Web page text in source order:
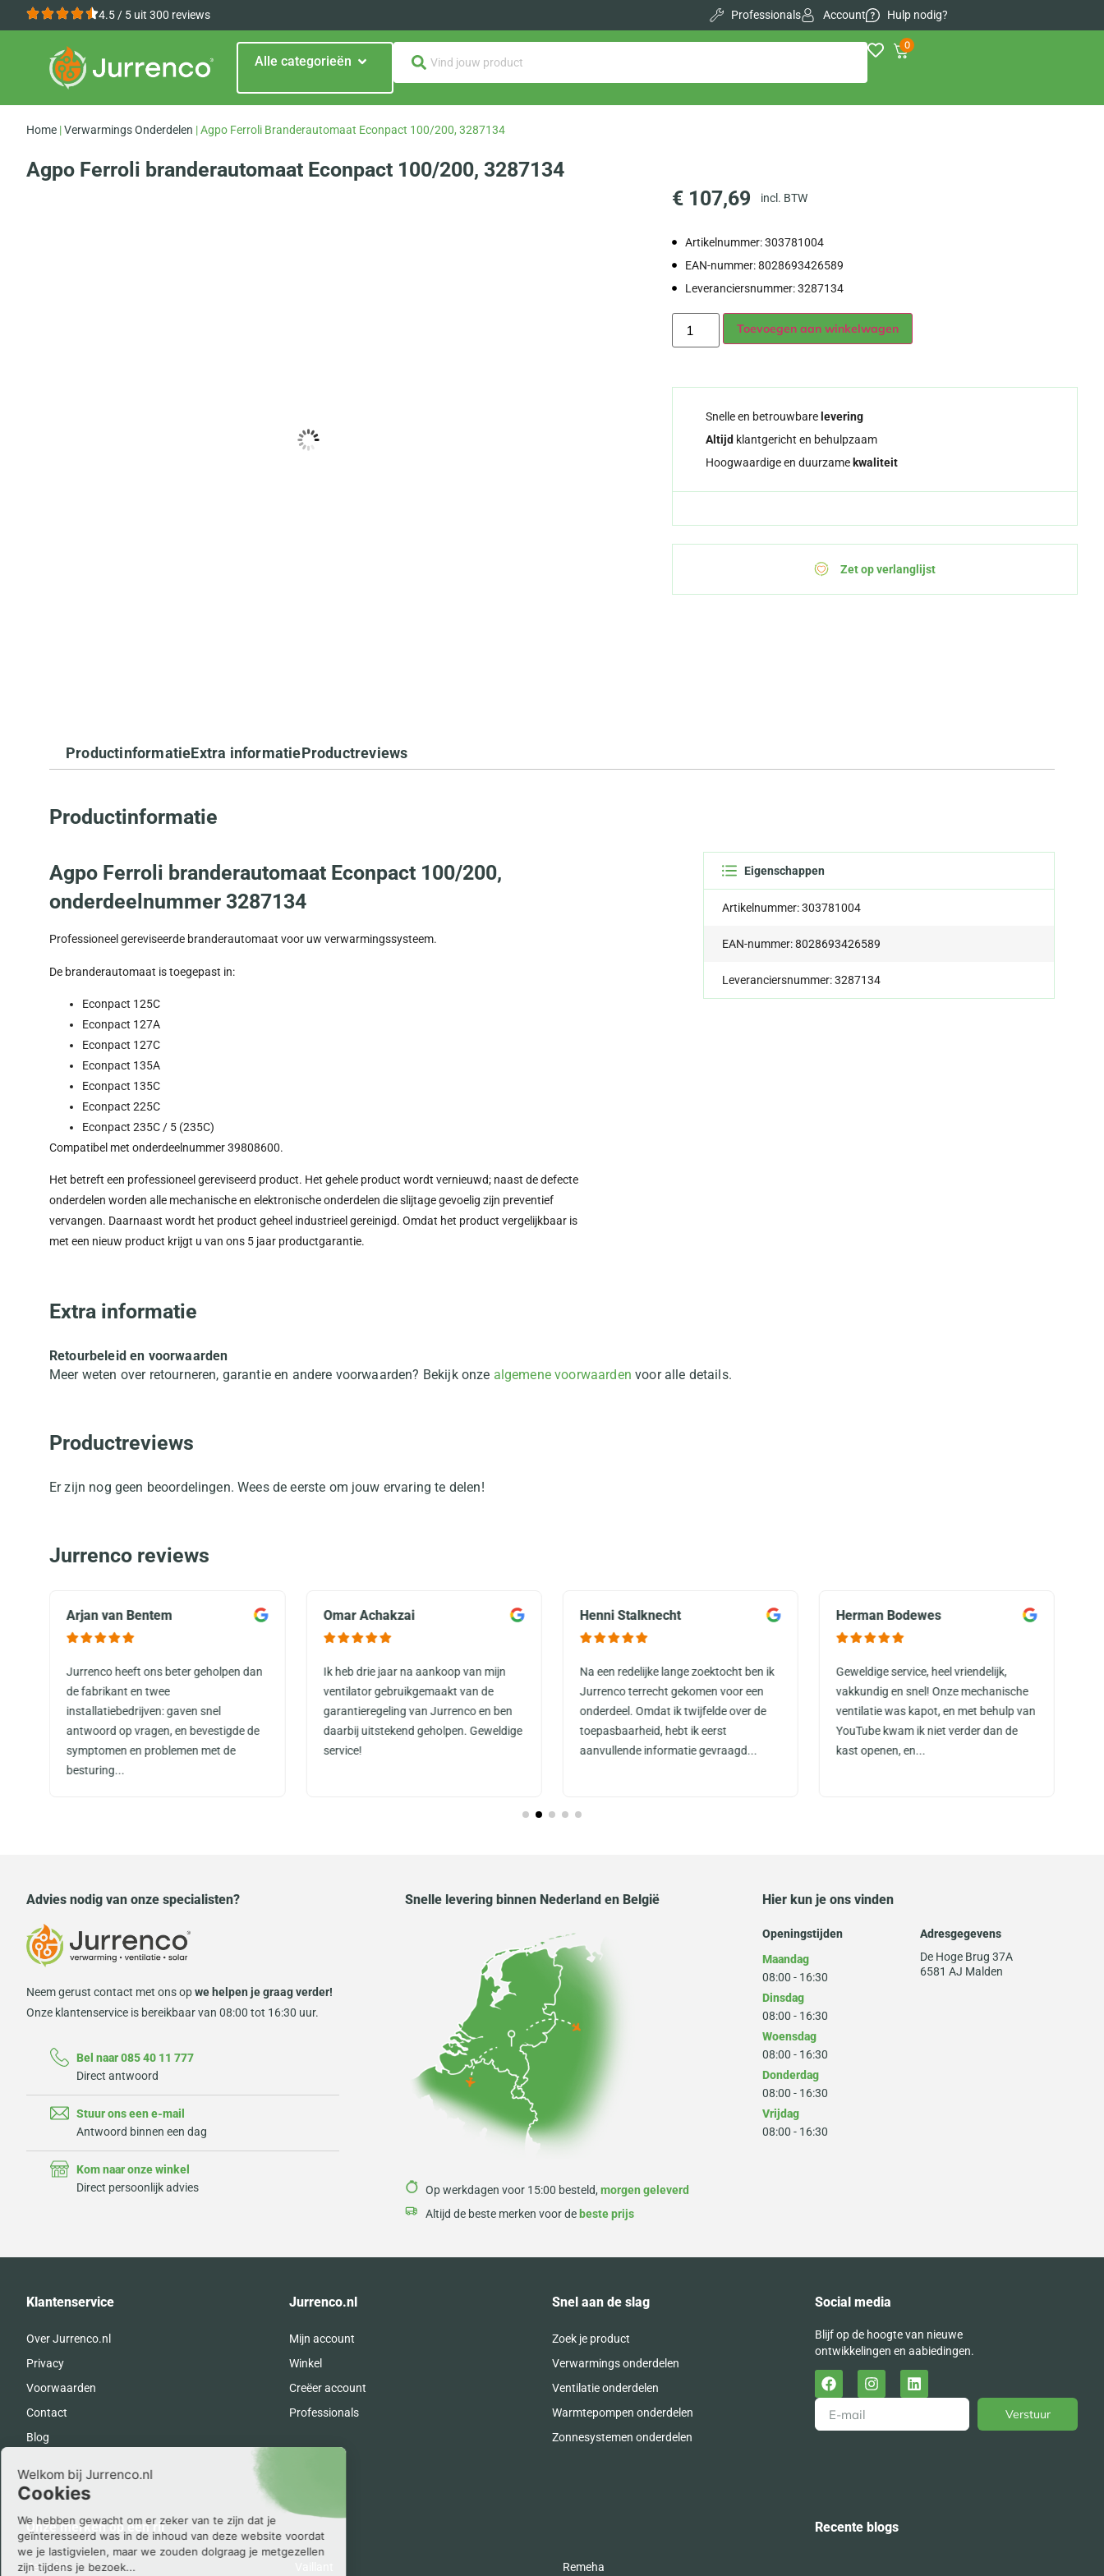
4.5 / 5 uit 300 reviews Professionals Account Hulp nodig?
Alle categorieën
0
Home |Verwarmings Onderdelen |Agpo Ferroli Branderautomaat Econpact 100/200, 3287134
Agpo Ferroli branderautomaat Econpact 100/200, 3287134
€ 107,69 incl. BTW
Artikelnummer: 303781004
EAN-nummer: 8028693426589
Leveranciersnummer: 3287134
Toevoegen aan winkelwagen
Snelle en betrouwbarelevering
Altijd klantgericht en behulpzaam
Hoogwaardige en duurzamekwaliteit
Zet op verlanglijst
ProductinformatieExtra informatieProductreviews
Productinformatie
Agpo Ferroli branderautomaat Econpact 100/200,
onderdeelnummer 3287134
Professioneel gereviseerde branderautomaat voor uw verwarmingssysteem.
De branderautomaat is toegepast in:
Econpact 125C
Econpact 127A
Econpact 127C
Econpact 135A
Econpact 135C
Econpact 225C
Econpact 235C / 5 (235C)
Compatibel met onderdeelnummer 39808600.
Het betreft een professioneel gereviseerd product. Het gehele product wordt vernieuwd; naast de defecte
onderdelen worden alle mechanische en elektronische onderdelen die slijtage gevoelig zijn preventief
vervangen. Daarnaast wordt het product geheel industrieel gereinigd. Omdat het product vergelijkbaar is
met een nieuw product krijgt u van ons 5 jaar productgarantie.
Eigenschappen
Artikelnummer: 303781004
EAN-nummer: 8028693426589
Leveranciersnummer: 3287134
Extra informatie
Retourbeleid en voorwaarden
Meer weten over retourneren, garantie en andere voorwaarden? Bekijk onze algemene voorwaarden voor alle details.
Productreviews
Er zijn nog geen beoordelingen. Wees de eerste om jouw ervaring te delen!
Jurrenco reviews
Arjan van Bentem
Jurrenco heeft ons beter geholpen dan
de fabrikant en twee
installatiebedrijven: gaven snel
antwoord op vragen, en bevestigde de
symptomen en problemen met de
besturing...
Omar Achakzai
Ik heb drie jaar na aankoop van mijn
ventilator gebruikgemaakt van de
garantieregeling van Jurrenco en ben
daarbij uitstekend geholpen. Geweldige
service!
Henni Stalknecht
Na een redelijke lange zoektocht ben ik
Jurrenco terrecht gekomen voor een
onderdeel. Omdat ik twijfelde over de
toepasbaarheid, hebt ik eerst
aanvullende informatie gevraagd...
Herman Bodewes
Geweldige service, heel vriendelijk,
vakkundig en snel! Onze mechanische
ventilatie was kapot, en met behulp van
YouTube kwam ik niet verder dan de
kast openen, en...
Advies nodig van onze specialisten?
Neem gerust contact met ons opwe helpen je graag verder!
Onze klantenservice is bereikbaar van 08:00 tot 16:30 uur.
Bel naar 085 40 11 777
Direct antwoord
Stuur ons een e-mail
Antwoord binnen een dag
Kom naar onze winkel
Direct persoonlijk advies
Snelle levering binnen Nederland en België
Op werkdagen voor 15:00 besteld, morgen geleverd
Altijd de beste merken voor de beste prijs
Hier kun je ons vinden
Openingstijden
Maandag
08:00 - 16:30
Dinsdag
08:00 - 16:30
Woensdag
08:00 - 16:30
Donderdag
08:00 - 16:30
Vrijdag
08:00 - 16:30
Adresgegevens
De Hoge Brug 37A
6581 AJ Malden
Klantenservice
Over Jurrenco.nl
Privacy
Voorwaarden
Contact
Blog
Jurrenco.nl
Mijn account
Winkel
Creëer account
Professionals
Snel aan de slag
Zoek je product
Verwarmings onderdelen
Ventilatie onderdelen
Warmtepompen onderdelen
Zonnesystemen onderdelen
Social media
Blijf op de hoogte van nieuwe
ontwikkelingen en aabiedingen.
Verstuur
Onze merken op een rij
Zehnder Remeha
Recente blogs